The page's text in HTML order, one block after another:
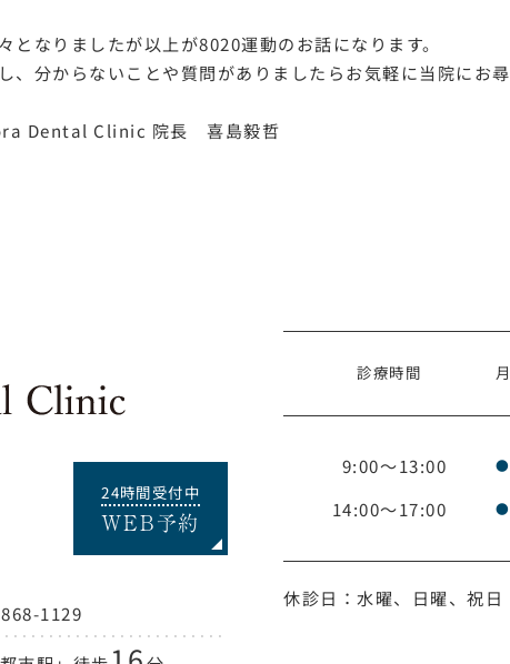
となりましたが以上が8020運動のお話になります。
、分からないことや質問がありましたらお気軽に当院にお
Dental Clinic 院長 喜島毅哲
24時間受付中
WEB予約
1129
診療時間 月
9:00～13:00 ●
14:00～17:00 ●
休診日：水曜、日曜、祝日